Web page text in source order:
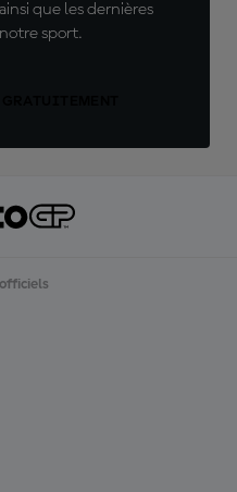
que les dernières
sport.